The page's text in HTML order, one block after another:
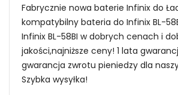
Fabrycznie nowa baterie Infinix do
kompatybilny bateria do Infinix BL-
Infinix BL-58BI w dobrych cenach i
jakości,najniższe ceny! 1 lata
gwarancja zwrotu pieniedzy dla
Szybka wysyłka!